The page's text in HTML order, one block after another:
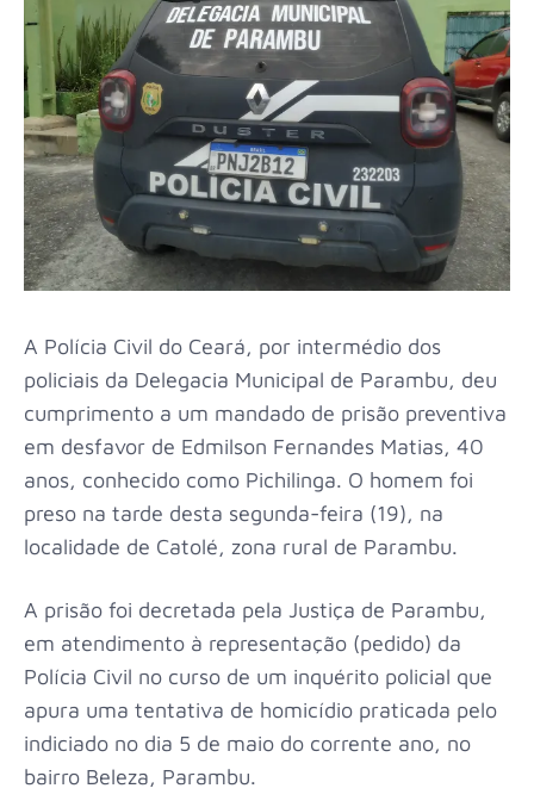
A Polícia Civil do Ceará, por intermédio dos
policiais da Delegacia Municipal de Parambu, deu
cumprimento a um mandado de prisão preventiva
em desfavor de Edmilson Fernandes Matias, 40
anos, conhecido como Pichilinga. O homem foi
preso na tarde desta segunda-feira (19), na
localidade de Catolé, zona rural de Parambu.
A prisão foi decretada pela Justiça de Parambu,
em atendimento à representação (pedido) da
Polícia Civil no curso de um inquérito policial que
apura uma tentativa de homicídio praticada pelo
indiciado no dia 5 de maio do corrente ano, no
bairro Beleza, Parambu.